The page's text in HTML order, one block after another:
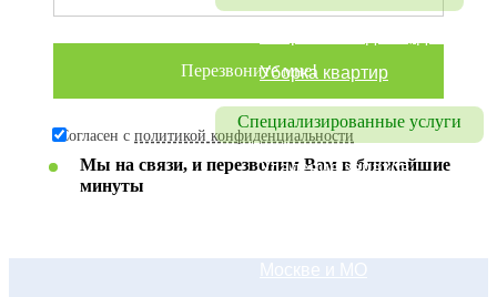
Уборка квартир
Специализированные услуги
Удаление запахов
Москве и МО
Согласен с политикой конфиденциальности
Мы на связи, и перезвоним Вам в ближайшие
минуты